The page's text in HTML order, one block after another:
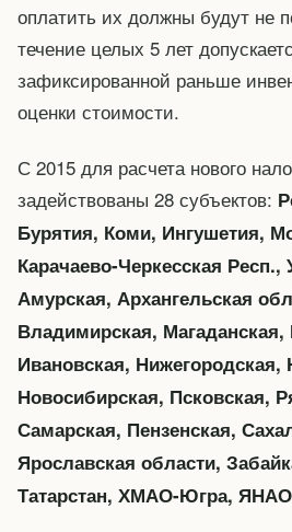
оплатить их должны будут не
течение целых 5 лет
зафиксированной раньше
оценки стоимости.
С 2015 для расчета нового
задействованы 28 субъектов:
Бурятия, Коми, Ингушетия,
Карачаево-Черкесская Респ.,
Амурская, Архангельская
Владимирская, Магаданская,
Ивановская, Нижегородская,
Новосибирская, Псковская,
Самарская, Пензенская,
Ярославская области,
Татарстан, ХМАО-Югра,